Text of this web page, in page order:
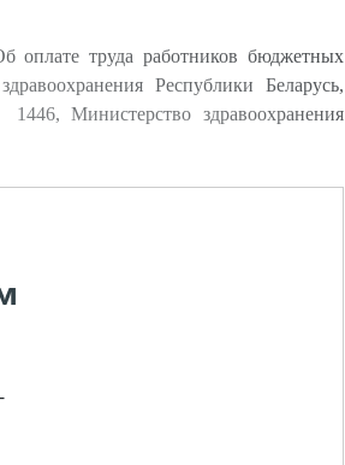
труда работников бюджетных
Республики Беларусь,
Министерство здравоохранения